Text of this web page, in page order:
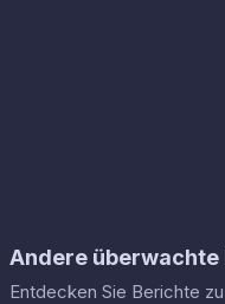
Andere überwachte
Entdecken Sie Berichte